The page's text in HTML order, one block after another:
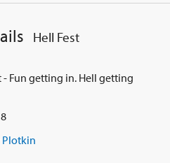
Hell Fest
- Fun getting in. Hell getting
Plotkin